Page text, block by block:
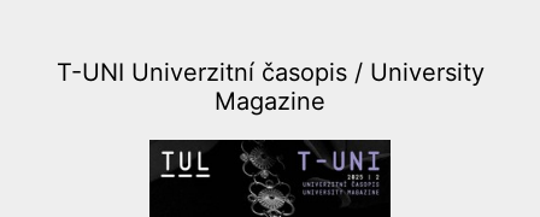
T-UNI Univerzitní časopis / University
Magazine